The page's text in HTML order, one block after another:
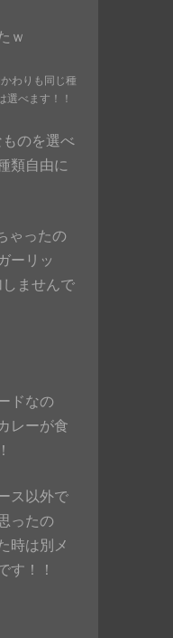
ｗ
わりも同じ種
選べます！！
のを選べ
類自由に
ゃったの
ーリッ
ませんで
ドなの
レーが食
ス以外で
ったの
時は別メ
す！！